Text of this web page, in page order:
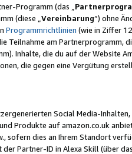
Programm (das „
(diese „Vereinbarung“) ohne
Programmrichtlinien (wie in Ziffer
Teilnahme am
Inhalte, die du auf der Website
die gegen eine Vergütung
Social Media-
Produkte auf amazon.co.uk
sofern dies an Ihrem Standort
der Partner-ID in Alexa Skill (über